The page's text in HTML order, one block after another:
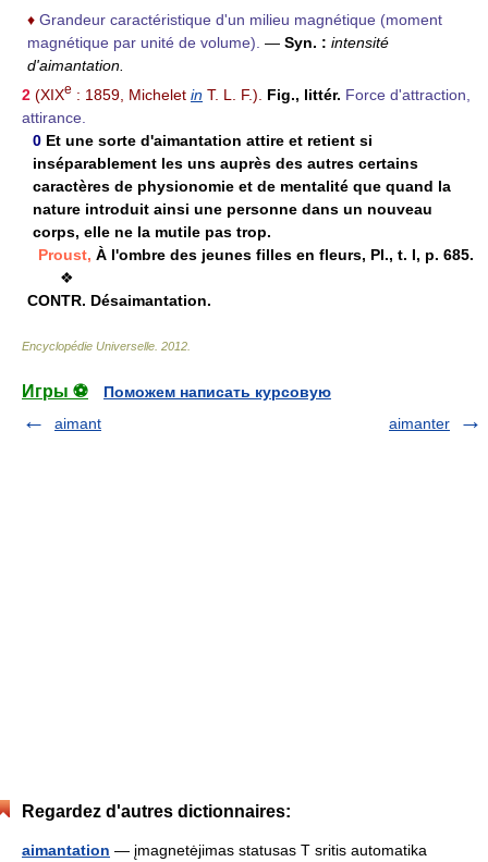
♦ Grandeur caractéristique d'un milieu magnétique (moment
magnétique par unité de volume). — Syn. : intensité
d'aimantation.
2 (XIXe : 1859, Michelet in T. L. F.). Fig., littér. Force d'attraction,
attirance.
0 Et une sorte d'aimantation attire et retient si
inséparablement les uns auprès des autres certains
caractères de physionomie et de mentalité que quand la
nature introduit ainsi une personne dans un nouveau
corps, elle ne la mutile pas trop.
Proust, À l'ombre des jeunes filles en fleurs, Pl., t. I, p. 685.
❖
CONTR. Désaimantation.
Encyclopédie Universelle 2012
Игры ⚽
Поможем написать курсовую
aimant
aimanter
Regardez d'autres dictionnaires:
aimantation — įmagnetėjimas statusas T sritis automatika